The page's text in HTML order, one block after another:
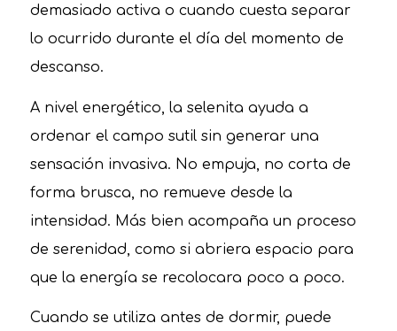
demasiado activa o cuando cuesta separar
lo ocurrido durante el día del momento de
descanso.
A nivel energético, la selenita ayuda a
ordenar el campo sutil sin generar una
sensación invasiva. No empuja, no corta de
forma brusca, no remueve desde la
intensidad. Más bien acompaña un proceso
de serenidad, como si abriera espacio para
que la energía se recolocara poco a poco.
Cuando se utiliza antes de dormir, puede